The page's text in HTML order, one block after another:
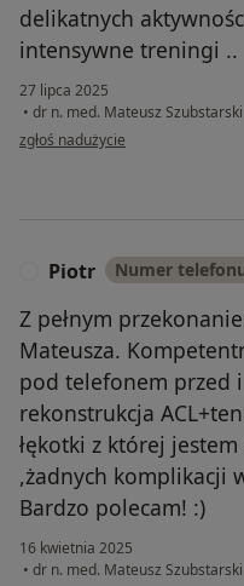
delikatnych
intensywne treningi ..
27 lipca 2025
• dr n. med. Mateusz Szubstarski
w opinii użytkownika Małgorzata
zgłoś nadużycie
Piotr Numer
Z pełnym
Mateusza.
pod telefonem przed
rekonstrukcja
łękotki z której
,żadnych komplikacji
Bardzo polecam! :)
16 kwietnia 2025
• dr n. med. Mateusz Szubstarski